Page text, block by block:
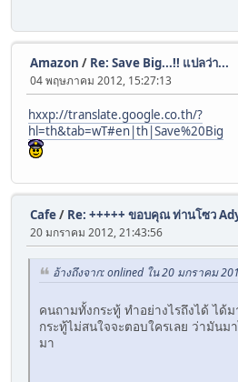
Amazon / Re: Save Big...!! แปลว่า...
04 พฤษภาคม 2012, 15:27:13
hxxp://translate.google.co.th/?
hl=th&tab=wT#en|th|Save%20Big
Cafe/ Re: +++++ ขอบคุณ ท่านโซว
20 มกราคม 2012, 21:43:56
อ้างถึงจาก: onlined ใน 20 มกราคม
คนถามทั้งกระทู้ ทำอย่างไรถึงได้ ได้
กระทู้ไม่สนใจจะตอบใครเลย ว่ามันม
มา